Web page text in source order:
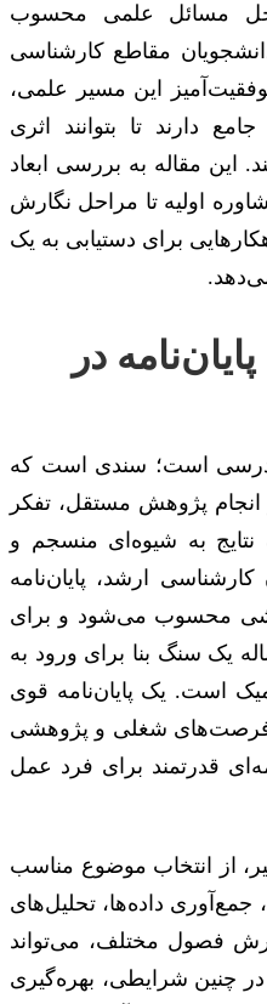
حل مسائل علمی محسوب
مقاطع کارشناسی
این مسیر علمی،
دارند تا بتوانند اثری
این مقاله به بررسی ابعاد
اولیه تا مراحل نگارش
برای دستیابی به یک
در
درسی است؛ سندی است که
انجام پژوهش مستقل، تفکر
نتایج به شیوه‌ای منسجم و
ارشد، پایان‌نامه
محسوب می‌شود و برای
یک سنگ بنا برای ورود به
است. یک پایان‌نامه قوی
فرصت‌های شغلی و پژوهشی
قدرتمند برای فرد عمل
از انتخاب موضوع مناسب
داده‌ها، تحلیل‌های
فصول مختلف، می‌تواند
چنین شرایطی، بهره‌گیری